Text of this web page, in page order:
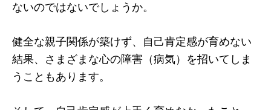
ないのではないでしょうか。
健全な親子関係が築けず、自己肯定感が育めない
結果、さまざまな心の障害（病気）を招いてしま
うこともあります。